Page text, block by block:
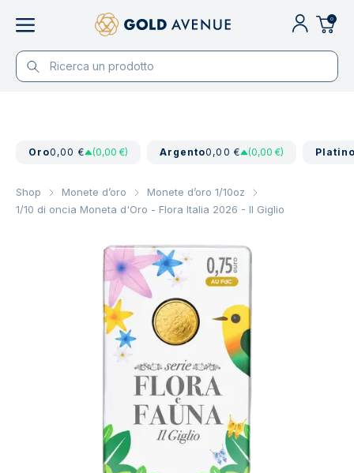
0
Oro0,00 € (0,00 €) Argento0,00 € (0,00 €)
Shop Monete d’oro
Monete d’oro 1/10oz
1/10 di oncia Moneta d'Oro - Flora Italia 2026 - Il Giglio